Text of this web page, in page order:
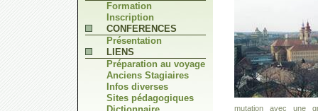
Formation
Inscription
CONFERENCES
Présentation
LIENS
Préparation au voyage
Anciens Stagiaires
Infos diverses
Sites pédagogiques
mutation avec une